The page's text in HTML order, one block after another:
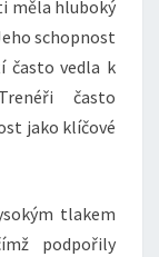
měla hluboký
schopnost
často vedla k
často
jako klíčové
tlakem
podpořily